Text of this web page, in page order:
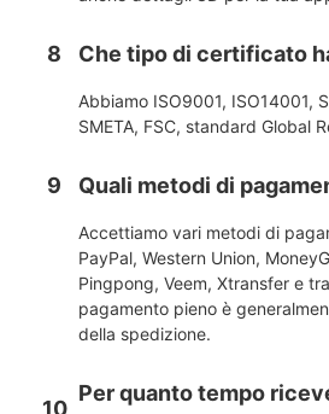
8 Che tipo di certificato
Abbiamo ISO9001, ISO14001,
SMETA, FSC, standard Global
9 Quali metodi di
Accettiamo vari metodi di
PayPal, Western Union,
Pingpong, Veem, Xtransfer e
pagamento pieno è
della spedizione.
Per quanto tempo